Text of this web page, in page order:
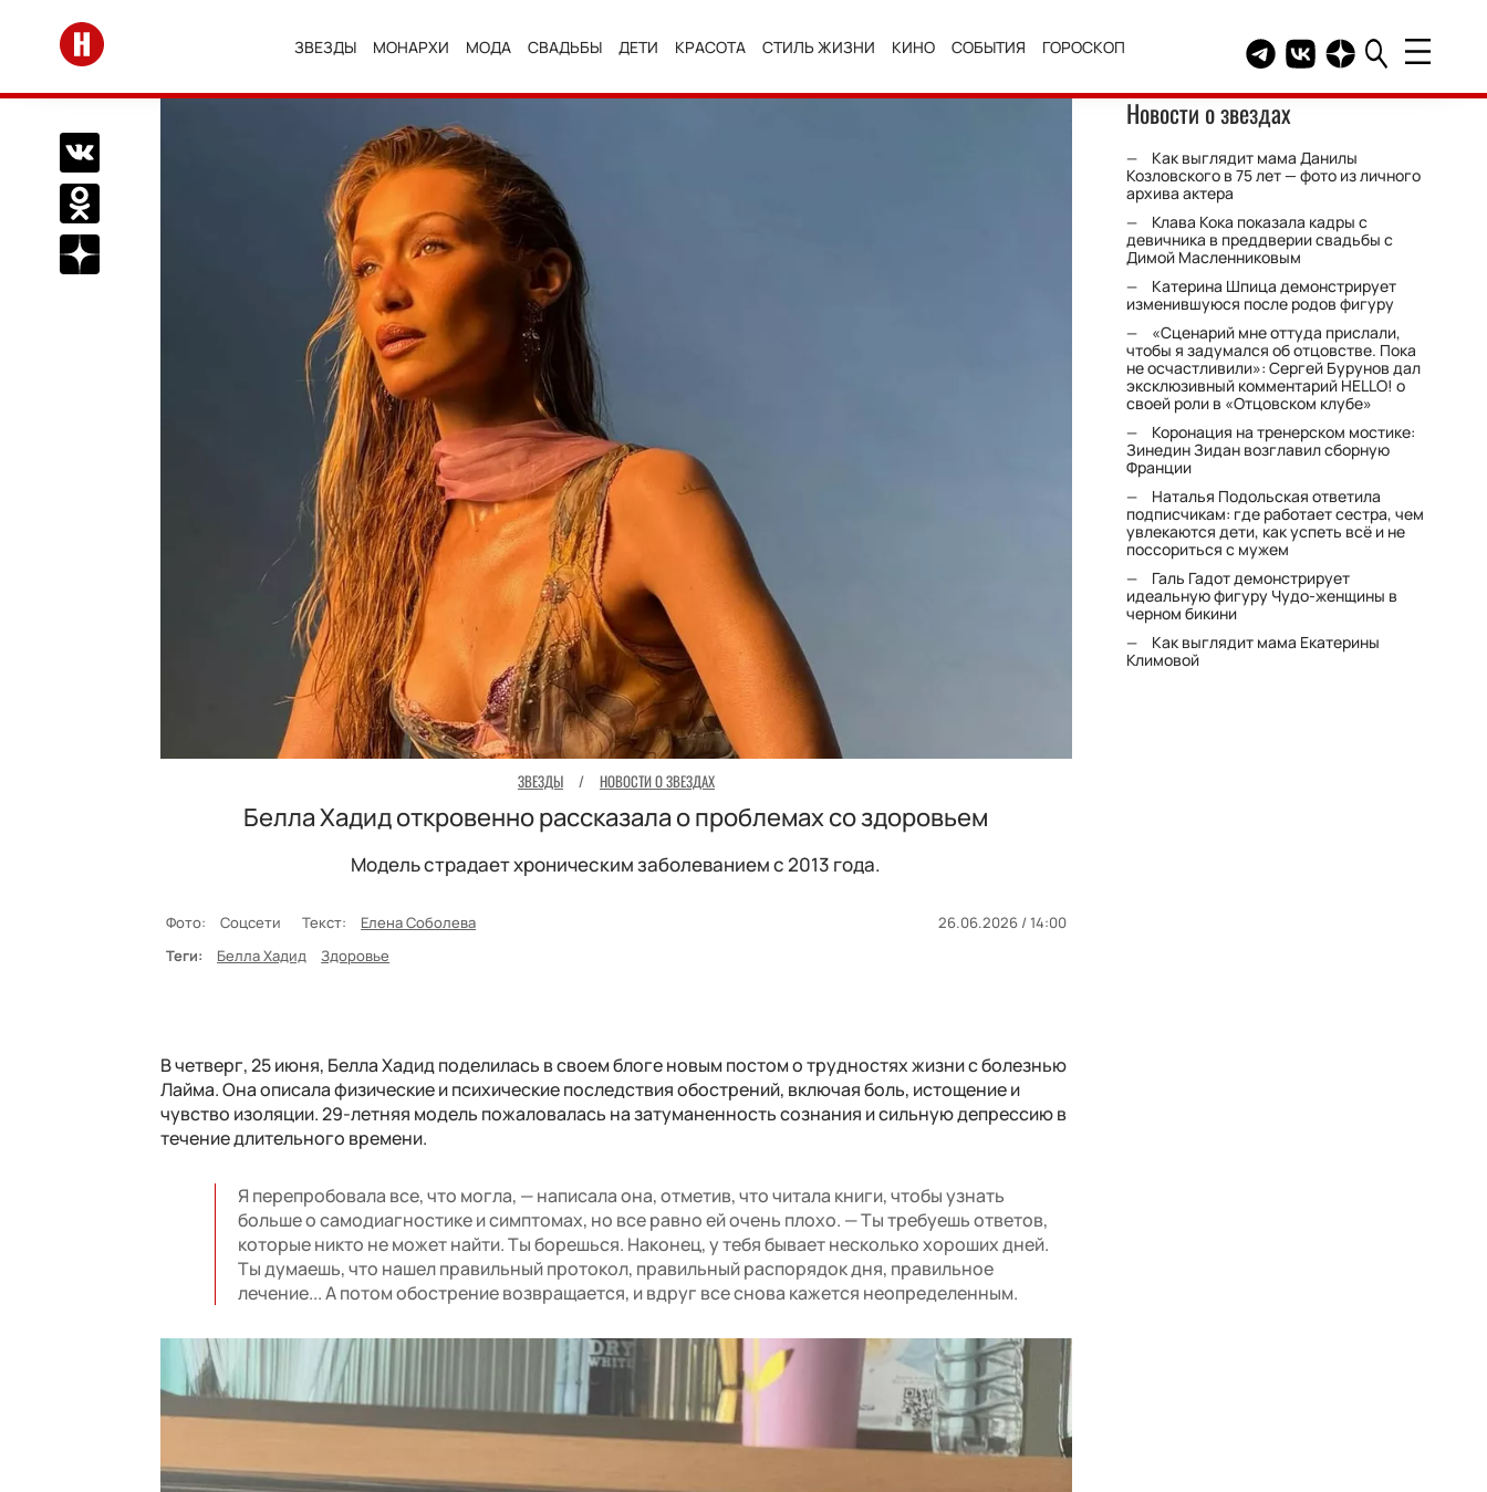
Перейти на главную
ЗВЕЗДЫ МОНАРХИ МОДА СВАДЬБЫ ДЕТИ КРАСОТА СТИЛЬ ЖИЗНИ КИНО СОБЫТИЯ ГОРОСКОП Telegram канал HELLO
Группа HELLO
Канал HELLO в
Поделиться Вконтакте
Поделиться в Одноклассниках
Подписаться на нас в Дзен
ЗВЕЗДЫ / НОВОСТИ О ЗВЕЗДАХ
Белла Хадид откровенно рассказала о проблемах со здоровьем
Модель страдает хроническим заболеванием с 2013 года.
Фото: Соцсети Текст: Елена Соболева
26.06.2026 / 14:00
Теги:
Белла Хадид Здоровье
В четверг, 25 июня, Белла Хадид поделилась в своем блоге новым постом о трудностях жизни с болезнью
Лайма. Она описала физические и психические последствия обострений, включая боль, истощение и
чувство изоляции. 29-летняя модель пожаловалась на затуманенность сознания и сильную депрессию в
течение длительного времени.
Я перепробовала все, что могла, — написала она, отметив, что читала книги, чтобы узнать
больше о самодиагностике и симптомах, но все равно ей очень плохо. — Ты требуешь ответов,
которые никто не может найти. Ты борешься. Наконец, у тебя бывает несколько хороших дней.
Ты думаешь, что нашел правильный протокол, правильный распорядок дня, правильное
лечение... А потом обострение возвращается, и вдруг все снова кажется неопределенным.
Новости о звездах
Как выглядит мама Данилы
Козловского в 75 лет — фото из личного
архива актера
Клава Кока показала кадры с
девичника в преддверии свадьбы с
Димой Масленниковым
Катерина Шпица демонстрирует
изменившуюся после родов фигуру
«Сценарий мне оттуда прислали,
чтобы я задумался об отцовстве. Пока
не осчастливили»: Сергей Бурунов дал
эксклюзивный комментарий HELLO! о
своей роли в «Отцовском клубе»
Коронация на тренерском мостике:
Зинедин Зидан возглавил сборную
Франции
Наталья Подольская ответила
подписчикам: где работает сестра, чем
увлекаются дети, как успеть всё и не
поссориться с мужем
Галь Гадот демонстрирует
идеальную фигуру Чудо-женщины в
черном бикини
Как выглядит мама Екатерины
Климовой